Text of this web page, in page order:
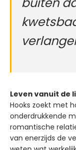
Leven vanuit de
Hooks zoekt met
onderdrukkende
romantische
van enerzijds de